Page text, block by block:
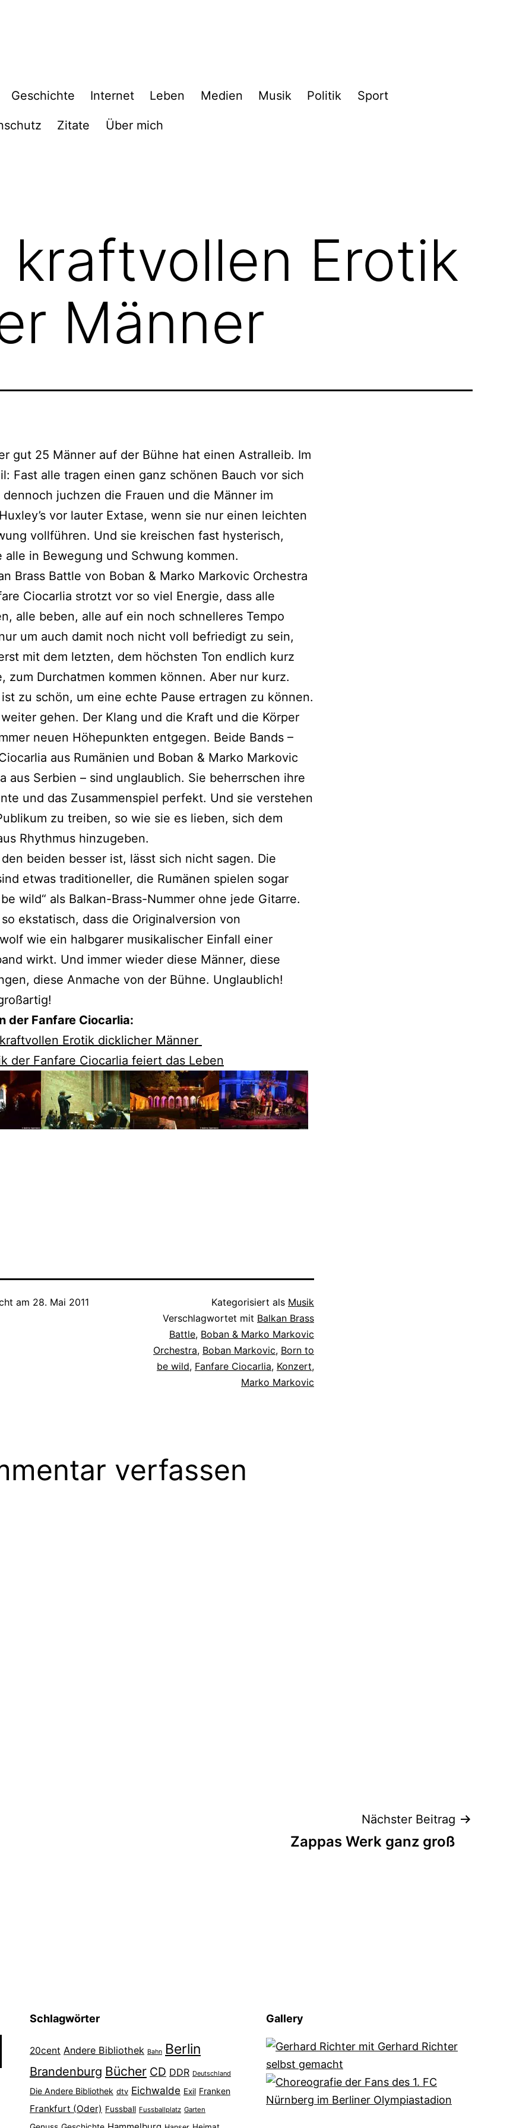
Geschichte Internet Leben Medien Musik Politik Sport
Zitate Über mich
Erotik
Männer
gut 25 Männer auf der Bühne hat einen Astralleib. Im
Fast alle tragen einen ganz schönen Bauch vor sich
dennoch juchzen die Frauen und die Männer im
vor lauter Extase, wenn sie nur einen leichten
vollführen. Und sie kreischen fast hysterisch,
alle in Bewegung und Schwung kommen.
Brass Battle von Boban & Marko Markovic Orchestra
Ciocarlia strotzt vor so viel Energie, dass alle
alle beben, alle auf ein noch schnelleres Tempo
um auch damit noch nicht voll befriedigt zu sein,
mit dem letzten, dem höchsten Ton endlich kurz
zum Durchatmen kommen können. Aber nur kurz.
zu schön, um eine echte Pause ertragen zu können.
weiter gehen. Der Klang und die Kraft und die Körper
neuen Höhepunkten entgegen. Beide Bands –
aus Rumänien und Boban & Marko Markovic
aus Serbien – sind unglaublich. Sie beherrschen ihre
und das Zusammenspiel perfekt. Und sie verstehen
zu treiben, so wie sie es lieben, sich dem
Rhythmus hinzugeben.
beiden besser ist, lässt sich nicht sagen. Die
etwas traditioneller, die Rumänen spielen sogar
wild“ als Balkan-Brass-Nummer ohne jede Gitarre.
ekstatisch, dass die Originalversion von
wie ein halbgarer musikalischer Einfall einer
wirkt. Und immer wieder diese Männer, diese
diese Anmache von der Bühne. Unglaublich!
der Fanfare Ciocarlia:
Erotik dicklicher Männer
der Fanfare Ciocarlia feiert das Leben
am 28. Mai 2011 Kategorisiert als Musik
Verschlagwortet mit Balkan Brass
Battle, Boban & Marko Markovic
Orchestra, Boban Markovic, Born to
be wild, Fanfare Ciocarlia, Konzert,
Marko Markovic
verfassen
Nächster Beitrag
Zappas Werk ganz groß
Schlagwörter
20cent Andere Bibliothek Bahn Berlin
Brandenburg Bücher CD DDR Deutschland
Die Andere Bibliothek dtv Eichwalde Exil Franken
Frankfurt (Oder) Fussball Fussballplatz Garten
Gallery